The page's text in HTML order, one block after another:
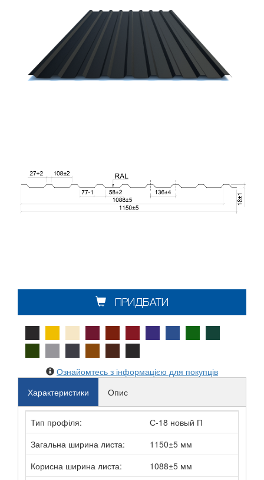
ПРИДБАТИ
Ознайомтесь з інформацією для покупців
Характеристики
Опис
Тип профіля:
С-18 новый П
Загальна ширина листа:
1150±5 мм
Корисна ширина листа:
1088±5 мм